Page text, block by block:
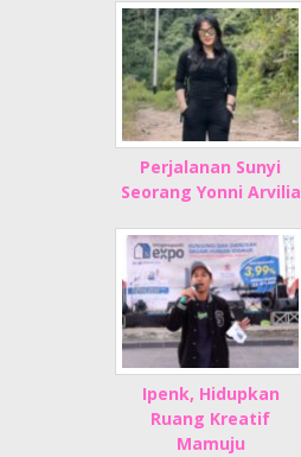
Perjalanan Sunyi
Seorang Yonni Arvilia
Ipenk, Hidupkan
Ruang Kreatif
Mamuju